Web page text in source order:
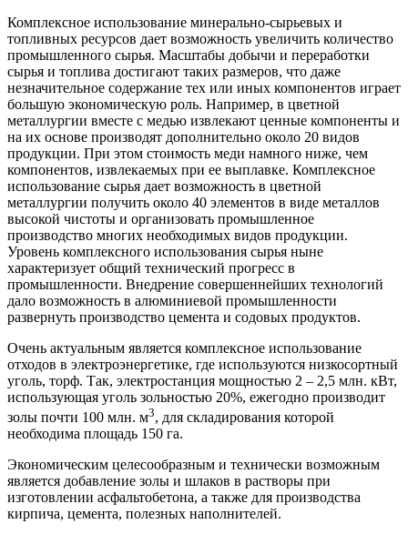
Комплексное использование минерально-сырьевых и
топливных ресурсов дает возможность увеличить количество
промышленного сырья. Масштабы добычи и переработки
сырья и топлива достигают таких размеров, что даже
незначительное содержание тех или иных компонентов играет
большую экономическую роль. Например, в цветной
металлургии вместе с медью извлекают ценные компоненты и
на их основе производят дополнительно около 20 видов
продукции. При этом стоимость меди намного ниже, чем
компонентов, извлекаемых при ее выплавке. Комплексное
использование сырья дает возможность в цветной
металлургии получить около 40 элементов в виде металлов
высокой чистоты и организовать промышленное
производство многих необходимых видов продукции.
Уровень комплексного использования сырья ныне
характеризует общий технический прогресс в
промышленности. Внедрение совершеннейших технологий
дало возможность в алюминиевой промышленности
развернуть производство цемента и содовых продуктов.
Очень актуальным является комплексное использование
отходов в электроэнергетике, где используются низкосортный
уголь, торф. Так, электростанция мощностью 2 – 2,5 млн. кВт,
использующая уголь зольностью 20%, ежегодно производит
золы почти 100 млн. м3, для складирования которой
необходима площадь 150 га.
Экономическим целесообразным и технически возможным
является добавление золы и шлаков в растворы при
изготовлении асфальтобетона, а также для производства
кирпича, цемента, полезных наполнителей.